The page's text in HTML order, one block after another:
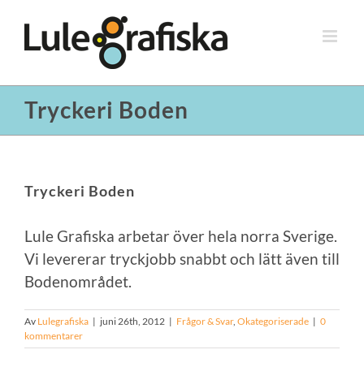
innehållet
Tryckeri Boden
Tryckeri Boden
Lule Grafiska arbetar över hela norra Sverige.
Vi levererar tryckjobb snabbt och lätt även till
Bodenområdet.
Av Lulegrafiska | juni 26th, 2012 | Frågor & Svar, Okategoriserade | 0
kommentarer